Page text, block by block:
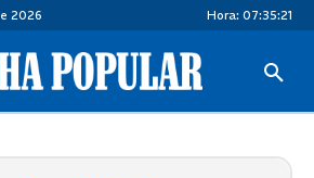
2026 Hora: 07:35:22